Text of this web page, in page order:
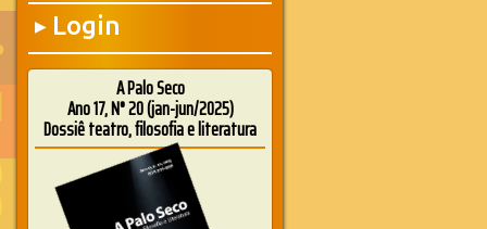
▶ Login
A Palo Seco
Ano 17, N° 20 (jan-jun/2025)
Dossiê teatro, filosofia e literatura